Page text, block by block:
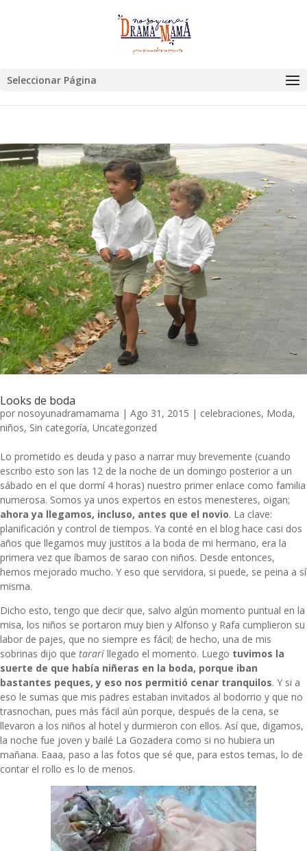
Seleccionar Página
Looks de boda
por nosoyunadramamama | Ago 31, 2015 | celebraciones, Moda,
niños, Sin categoría, Uncategorized
Lo prometido es deuda y paso a narrar muy brevemente (cuando
escribo esto son las 12 de la noche de un domingo posterior a un
sábado en el que dormí 4 horas) nuestro primer enlace como familia
numerosa. Somos ya unos expertos en estos menesteres, oigan;
ahora ya llegamos, incluso, antes que el novio. La clave:
planificación y control de tiempos. Ya conté en el blog hace casi dos
años que llegamos muy justitos a la boda de mi hermano, era la
primera vez que íbamos de sarao con niños. Desde entonces,
hemos mejorado mucho. Y eso que servidora, si puede, se peina a sí
misma.
Dicho esto, tengo que decir que, salvo algún momento puntual en la
misa, los niños se portaron muy bien y Alfonso y Rafa cumplieron su
labor de pajes, que no siempre es fácil; de hecho, una de mis
sobrinas dijo que tararíllegado el momento. Luego tuvimos la
suerte de que había niñeras en la boda, porque iban
bastantes peques, y eso nos permitió cenar tranquilos. Y si a
eso le sumas que mis padres estaban invitados al bodorrio y que no
trasnochan, pues más fácil aún porque, después de la cena, se
llevaron a los niños al hotel y durmieron con ellos. Así que, digamos,
la noche fue joven y bailé La Gozadera como si no hubiera un
mañana. Eaaa, paso a las fotos que sé que, para estos temas, lo de
contar el rollo es lo de menos.